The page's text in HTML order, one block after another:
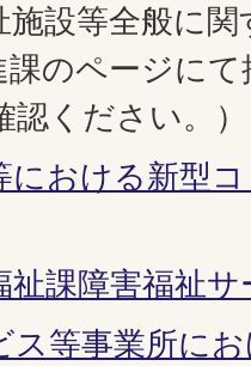
施設等全般に
課のページに
ください。）
における新型
祉課障害福祉
ス等事業所に